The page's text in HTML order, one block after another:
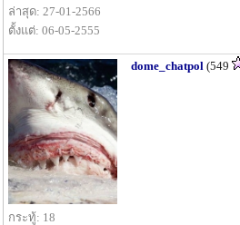
ล่าสุด: 27-01-2566
ตั้งแต่: 06-05-2555
กระทู้: 18
dome_chatpol (549